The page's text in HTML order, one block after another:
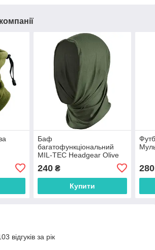
Баф
багатофункціональний
MIL-TEC Headgear Olive
240₴
Купити
280
відгуків за рік